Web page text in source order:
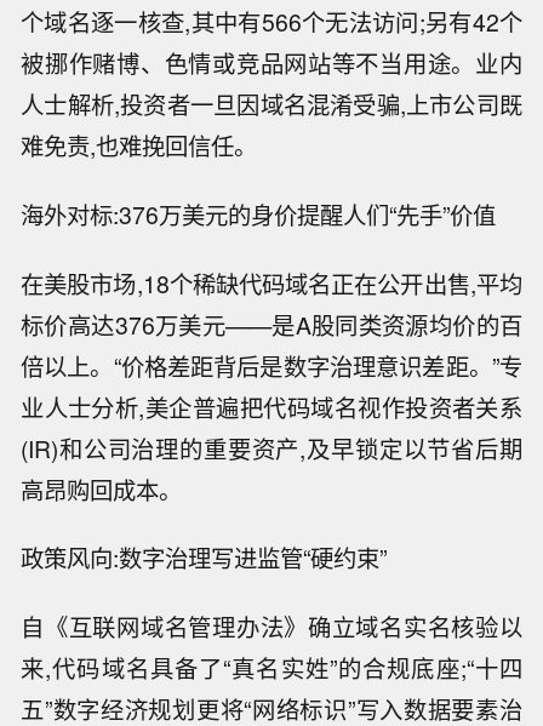
个域名逐一核查,其中有566个无法访问;另有42个
被挪作赌博、色情或竞品网站等不当用途。业内
人士解析,投资者一旦因域名混淆受骗,上市公司既
难免责,也难挽回信任。
海外对标:376万美元的身价提醒人们“先手”价值
在美股市场,18个稀缺代码域名正在公开出售,平均
标价高达376万美元——是A股同类资源均价的百
倍以上。“价格差距背后是数字治理意识差距。”专
业人士分析,美企普遍把代码域名视作投资者关系
(IR)和公司治理的重要资产,及早锁定以节省后期
高昂购回成本。
政策风向:数字治理写进监管“硬约束”
自《互联网域名管理办法》确立域名实名核验以
来,代码域名具备了“真名实姓”的合规底座;“十四
五”数字经济规划更将“网络标识”写入数据要素治